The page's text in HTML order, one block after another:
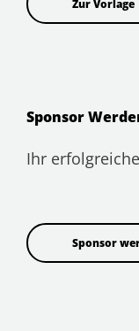
Zur Vorlage
Sponsor
Ihr
Sponsor